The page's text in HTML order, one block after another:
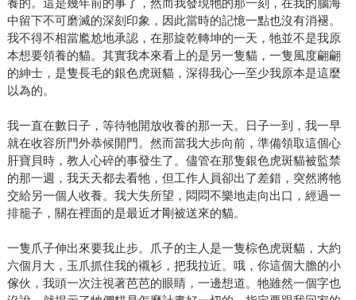
養的。這是幾年前的事了，然而我發現牠的那一刻，在我的腦海
中留下不可磨滅的深刻印象，因此當時的記憶一點也沒有消褪。
我不得不相當尷尬地承認，在那旋乾轉坤的一天，牠並不是我原
本想要領養的貓。其實我本來看上的是另一隻貓，一隻風度翩翩
的紳士，是隻長毛的銀色虎斑貓，深得我心—至少我原本是這麼
以為的。
我一直在數日子，等待牠開放收養的那一天。日子一到，我一早
就在收容所門外恭候開門。然而當我大步向前，準備領取這個心
肝寶貝時，教人心碎的事發生了。儘管在那隻銀色虎斑貓被監禁
的那一週，我天天都去看牠，但工作人員卻出了差錯，突然將牠
交給另一個人收養。我大失所望，悶悶不樂地走向出口，經過一
排籠子，關在裡面的是最近才剛被送來的貓。
一隻爪子伸出來要我止步。爪子的主人是一隻棕色虎斑貓，大約
六個月大，玉爪抓住我的襯衫，把我拉近。哦，你這個大膽的小
傢伙，我頭一次注視著芭芭的眼睛，一邊想道。牠雖然一個字也